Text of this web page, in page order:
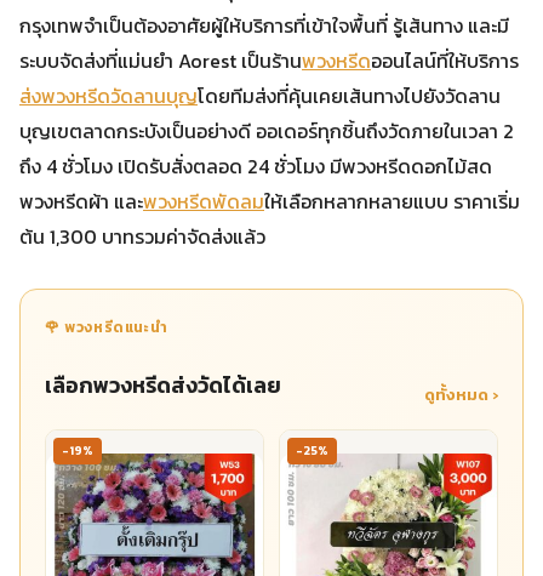
กรุงเทพจำเป็นต้องอาศัยผู้ให้บริการที่เข้าใจพื้นที่ รู้เส้นทาง และมี
ระบบจัดส่งที่แม่นยำ Aorest เป็นร้านพวงหรีดออนไลน์ที่ให้บริการ
ส่งพวงหรีดวัดลานบุญโดยทีมส่งที่คุ้นเคยเส้นทางไปยังวัดลาน
บุญเขตลาดกระบังเป็นอย่างดี ออเดอร์ทุกชิ้นถึงวัดภายในเวลา 2
ถึง 4 ชั่วโมง เปิดรับสั่งตลอด 24 ชั่วโมง มีพวงหรีดดอกไม้สด
พวงหรีดผ้า และพวงหรีดพัดลมให้เลือกหลากหลายแบบ ราคาเริ่ม
ต้น 1,300 บาทรวมค่าจัดส่งแล้ว
🌹 พวงหรีดแนะนำ
เลือกพวงหรีดส่งวัดได้เลย ดูทั้งหมด ›
-19% -25%